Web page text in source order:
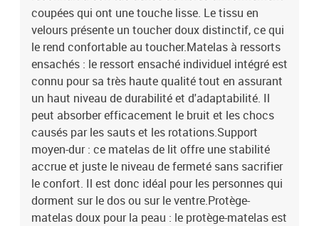
coupées qui ont une touche lisse. Le tissu en
velours présente un toucher doux distinctif, ce qui
le rend confortable au toucher.Matelas à ressorts
ensachés : le ressort ensaché individuel intégré est
connu pour sa très haute qualité tout en assurant
un haut niveau de durabilité et d'adaptabilité. Il
peut absorber efficacement le bruit et les chocs
causés par les sauts et les rotations.Support
moyen-dur : ce matelas de lit offre une stabilité
accrue et juste le niveau de fermeté sans sacrifier
le confort. Il est donc idéal pour les personnes qui
dorment sur le dos ou sur le ventre.Protège-
matelas doux pour la peau : le protège-matelas est